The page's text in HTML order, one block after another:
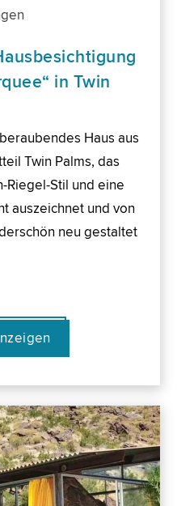
in Twin
Haus aus
Twin Palms, das
Riegel-Stil und eine
auszeichnet und von
neu gestaltet